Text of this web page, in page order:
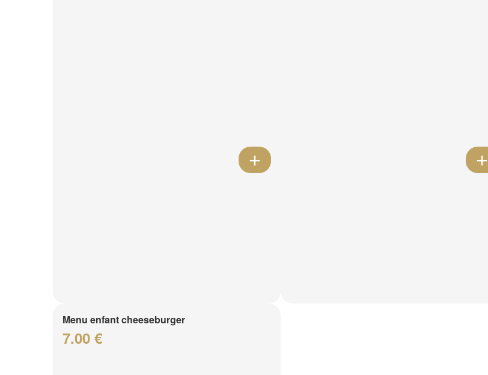
Menu enfant cheeseburger
7.00 €